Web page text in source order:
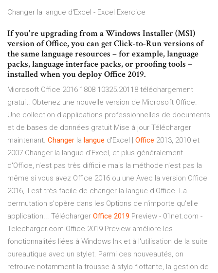
Changer la langue d'Excel - Excel Exercice
If you're upgrading from a Windows Installer (MSI)
version of Office, you can get Click-to-Run versions of
the same language resources – for example, language
packs, language interface packs, or proofing tools –
installed when you deploy Office 2019.
Microsoft Office 2016 1808 10325.20118 téléchargement
gratuit. Obtenez une nouvelle version de Microsoft Office.
Une collection d'applications professionnelles de documents
et de bases de données gratuit Mise à jour Télécharger
maintenant. Changer la langue d'Excel | Office 2013, 2010 et
2007 Changer la langue d'Excel, et plus généralement
d'Office, n'est pas très difficile mais la méthode n'est pas la
même si vous avez Office 2016 ou une Avec la version Office
2016, il est très facile de changer la langue d'Office. La
permutation s'opère dans les Options de n'importe qu'elle
application... Télécharger Office 2019 Preview - 01net.com -
Telecharger.com Office 2019 Preview améliore les
fonctionnalités liées à Windows Ink et à l'utilisation de la suite
bureautique avec un stylet. Parmi ces nouveautés, on
retrouve notamment la trousse à stylo flottante, la gestion de